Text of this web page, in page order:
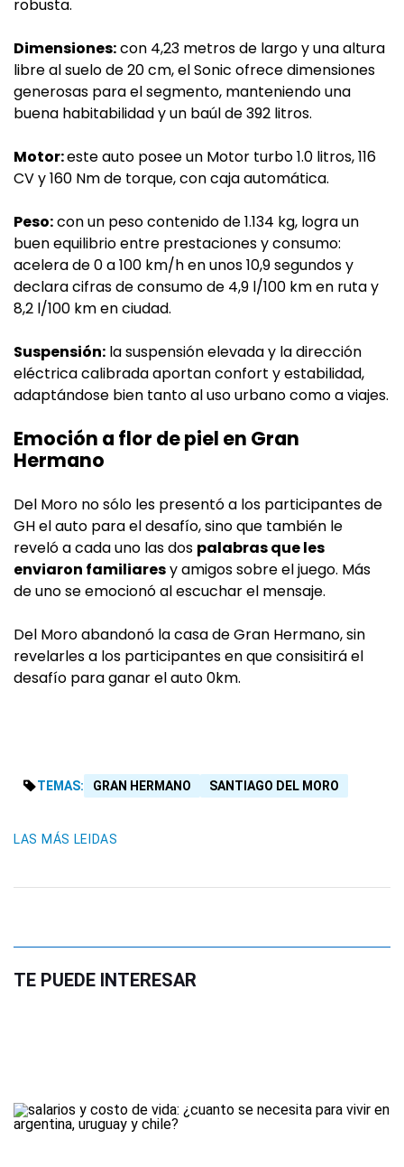
robusta.
Dimensiones:con 4,23 metros de largo y una altura
libre al suelo de 20 cm, el Sonic ofrece dimensiones
generosas para el segmento, manteniendo una
buena habitabilidad y un baúl de 392 litros.
Motor:este auto posee un Motor turbo 1.0 litros, 116
CV y 160 Nm de torque, con caja automática.
Peso:con un peso contenido de 1.134 kg, logra un
buen equilibrio entre prestaciones y consumo:
acelera de 0 a 100 km/h en unos 10,9 segundos y
declara cifras de consumo de 4,9 l/100 km en ruta y
8,2 l/100 km en ciudad.
Suspensión: la suspensión elevada y la dirección
eléctrica calibrada aportan confort y estabilidad,
adaptándose bien tanto al uso urbano como a viajes.
Emoción a flor de piel en Gran
Hermano
Del Moro no sólo les presentó a los participantes de
GH el auto para el desafío, sino que también le
reveló a cada uno las dos palabras que les
enviaron familiaresy amigos sobre el juego. Más
de uno se emocionó al escuchar el mensaje.
Del Moro abandonó la casa de Gran Hermano, sin
revelarles a los participantes en que consisitirá el
desafío para ganar el auto 0km.
TEMAS: GRAN HERMANO SANTIAGO DEL MORO
LAS MÁS LEIDAS
TE PUEDE INTERESAR